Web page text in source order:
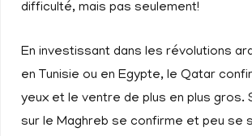
difficulté, mais pas seulement!
En investissant dans les révolutions
en Tunisie ou en Egypte, le Qatar
yeux et le ventre de plus en plus gros.
sur le Maghreb se confirme et peu se